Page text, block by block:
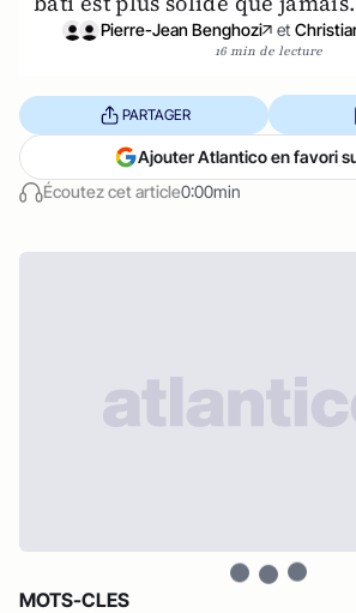
Pierre-Jean Benghozi et
16 min de lecture
Écoutez cet article0:00min
PARTAGER
Ajouter Atlantico en favori
MOTS-CLES